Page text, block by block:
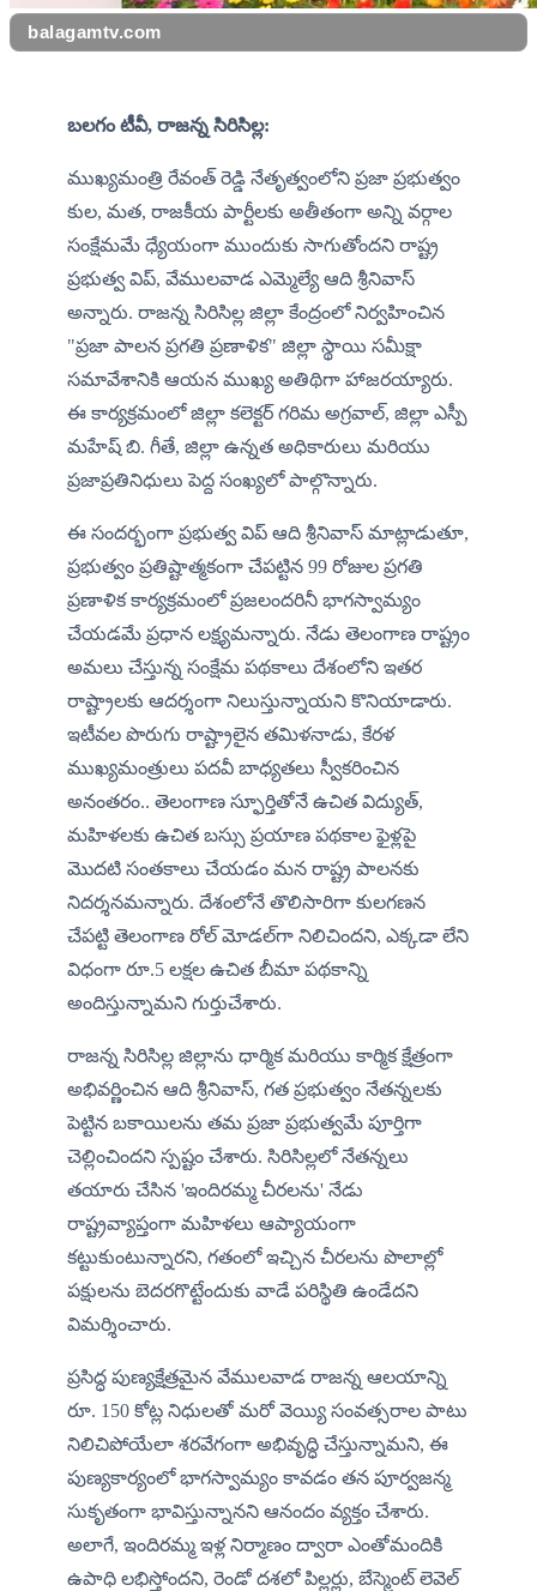
balagamtv.com
బలగం టీవీ, రాజన్న సిరిసిల్ల:
ముఖ్యమంత్రి రేవంత్ రెడ్డి నేతృత్వంలోని ప్రజా ప్రభుత్వం
కుల, మత, రాజకీయ పార్టీలకు అతీతంగా అన్ని వర్గాల
సంక్షేమమే ధ్యేయంగా ముందుకు సాగుతోందని రాష్ట్ర
ప్రభుత్వ విప్, వేములవాడ ఎమ్మెల్యే ఆది శ్రీనివాస్
అన్నారు. రాజన్న సిరిసిల్ల జిల్లా కేంద్రంలో నిర్వహించిన
"ప్రజా పాలన ప్రగతి ప్రణాళిక" జిల్లా స్థాయి సమీక్షా
సమావేశానికి ఆయన ముఖ్య అతిథిగా హాజరయ్యారు.
ఈ కార్యక్రమంలో జిల్లా కలెక్టర్ గరిమ అగ్రవాల్, జిల్లా ఎస్పీ
మహేష్ బి. గీతే, జిల్లా ఉన్నత అధికారులు మరియు
ప్రజాప్రతినిధులు పెద్ద సంఖ్యలో పాల్గొన్నారు.
ఈ సందర్భంగా ప్రభుత్వ విప్ ఆది శ్రీనివాస్ మాట్లాడుతూ,
ప్రభుత్వం ప్రతిష్టాత్మకంగా చేపట్టిన 99 రోజుల ప్రగతి
ప్రణాళిక కార్యక్రమంలో ప్రజలందరినీ భాగస్వామ్యం
చేయడమే ప్రధాన లక్ష్యమన్నారు. నేడు తెలంగాణ రాష్ట్రం
అమలు చేస్తున్న సంక్షేమ పథకాలు దేశంలోని ఇతర
రాష్ట్రాలకు ఆదర్శంగా నిలుస్తున్నాయని కొనియాడారు.
ఇటీవల పొరుగు రాష్ట్రాలైన తమిళనాడు, కేరళ
ముఖ్యమంత్రులు పదవీ బాధ్యతలు స్వీకరించిన
అనంతరం.. తెలంగాణ స్ఫూర్తితోనే ఉచిత విద్యుత్,
మహిళలకు ఉచిత బస్సు ప్రయాణ పథకాల ఫైళ్లపై
మొదటి సంతకాలు చేయడం మన రాష్ట్ర పాలనకు
నిదర్శనమన్నారు. దేశంలోనే తొలిసారిగా కులగణన
చేపట్టి తెలంగాణ రోల్ మోడల్‌గా నిలిచిందని, ఎక్కడా లేని
విధంగా రూ.5 లక్షల ఉచిత బీమా పథకాన్ని
అందిస్తున్నామని గుర్తుచేశారు.
రాజన్న సిరిసిల్ల జిల్లాను ధార్మిక మరియు కార్మిక క్షేత్రంగా
అభివర్ణించిన ఆది శ్రీనివాస్, గత ప్రభుత్వం నేతన్నలకు
పెట్టిన బకాయిలను తమ ప్రజా ప్రభుత్వమే పూర్తిగా
చెల్లించిందని స్పష్టం చేశారు. సిరిసిల్లలో నేతన్నలు
తయారు చేసిన 'ఇందిరమ్మ చీరలను' నేడు
రాష్ట్రవ్యాప్తంగా మహిళలు ఆప్యాయంగా
కట్టుకుంటున్నారని, గతంలో ఇచ్చిన చీరలను పొలాల్లో
పక్షులను బెదరగొట్టేందుకు వాడే పరిస్థితి ఉండేదని
విమర్శించారు.
ప్రసిద్ధ పుణ్యక్షేత్రమైన వేములవాడ రాజన్న ఆలయాన్ని
రూ. 150 కోట్ల నిధులతో మరో వెయ్యి సంవత్సరాల పాటు
నిలిచిపోయేలా శరవేగంగా అభివృద్ధి చేస్తున్నామని, ఈ
పుణ్యకార్యంలో భాగస్వామ్యం కావడం తన పూర్వజన్మ
సుకృతంగా భావిస్తున్నానని ఆనందం వ్యక్తం చేశారు.
అలాగే, ఇందిరమ్మ ఇళ్ల నిర్మాణం ద్వారా ఎంతోమందికి
ఉపాధి లభిస్తోందని, రెండో దశలో పిల్లర్లు, బేస్మెంట్ లెవెల్